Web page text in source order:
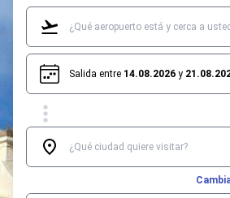
Salida entre 14.08.2026 y